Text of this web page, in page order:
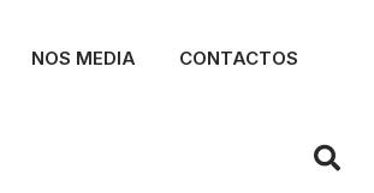
NOS MEDIA CONTACTOS